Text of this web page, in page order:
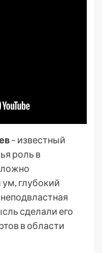
– известный
роль в
глубокий
сделали его
в области